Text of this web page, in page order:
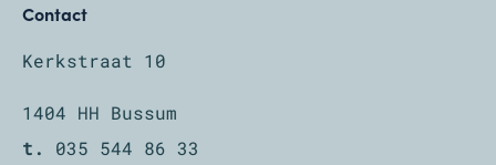
Contact
Kerkstraat 10
1404 HH Bussum
t.
035 544 86 33